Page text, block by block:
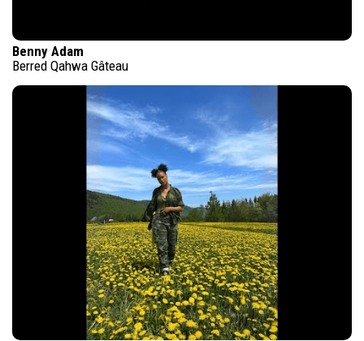
Benny Adam
Berred Qahwa Gâteau